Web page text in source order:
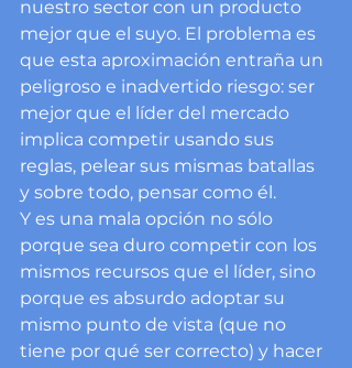
nuestro sector con un producto
mejor que el suyo. El problema es
que esta aproximación entraña un
peligroso e inadvertido riesgo: ser
mejor que el líder del mercado
implica competir usando sus
reglas, pelear sus mismas batallas
y sobre todo, pensar como él.
Y es una mala opción no sólo
porque sea duro competir con los
mismos recursos que el líder, sino
porque es absurdo adoptar su
mismo punto de vista (que no
tiene por qué ser correcto) y hacer